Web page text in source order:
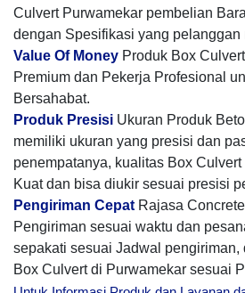
Culvert Purwamekar pembelian
dengan Spesifikasi yang pelanggan
Value Of Money Produk Box
Premium dan Pekerja Profesional
Bersahabat.
Produk Presisi Ukuran Produk
memiliki ukuran yang presisi dan
penempatanya, kualitas Box
Kuat dan bisa diukir sesuai presisi
Pengiriman Cepat Rajasa
Pengiriman sesuai waktu dan
sepakati sesuai Jadwal pengiriman,
Box Culvert di Purwamekar sesuai